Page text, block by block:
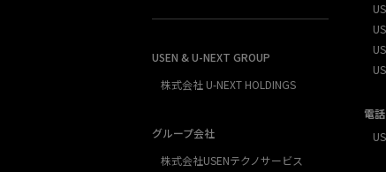
USEN & U-NEXT GROUP
株式会社 U-NEXT HOLDINGS
グループ会社
株式会社USENテクノサービス
電話